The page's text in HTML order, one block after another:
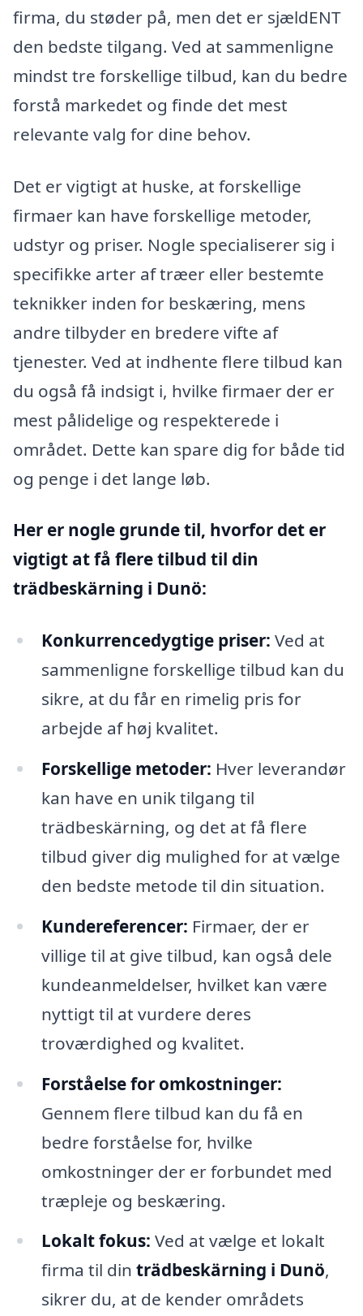
firma, du støder på, men det er sjældENT
den bedste tilgang. Ved at sammenligne
mindst tre forskellige tilbud, kan du bedre
forstå markedet og finde det mest
relevante valg for dine behov.
Det er vigtigt at huske, at forskellige
firmaer kan have forskellige metoder,
udstyr og priser. Nogle specialiserer sig i
specifikke arter af træer eller bestemte
teknikker inden for beskæring, mens
andre tilbyder en bredere vifte af
tjenester. Ved at indhente flere tilbud kan
du også få indsigt i, hvilke firmaer der er
mest pålidelige og respekterede i
området. Dette kan spare dig for både tid
og penge i det lange løb.
Her er nogle grunde til, hvorfor det er
vigtigt at få flere tilbud til din
trädbeskärning i Dunö:
Konkurrencedygtige priser: Ved at
sammenligne forskellige tilbud kan du
sikre, at du får en rimelig pris for
arbejde af høj kvalitet.
Forskellige metoder: Hver leverandør
kan have en unik tilgang til
trädbeskärning, og det at få flere
tilbud giver dig mulighed for at vælge
den bedste metode til din situation.
Kundereferencer: Firmaer, der er
villige til at give tilbud, kan også dele
kundeanmeldelser, hvilket kan være
nyttigt til at vurdere deres
troværdighed og kvalitet.
Forståelse for omkostninger:
Gennem flere tilbud kan du få en
bedre forståelse for, hvilke
omkostninger der er forbundet med
træpleje og beskæring.
Lokalt fokus: Ved at vælge et lokalt
firma til din trädbeskärning i Dunö,
sikrer du, at de kender områdets